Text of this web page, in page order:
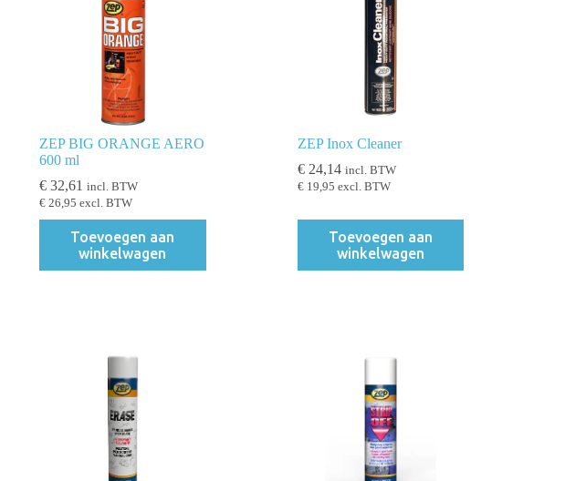
ZEP BIG ORANGE AERO
600 ml
€ 32,61 incl. BTW
€ 26,95 excl. BTW
Toevoegen aan
winkelwagen
ZEP Inox Cleaner
€24,14 incl. BTW
€19,95 excl. BTW
Toevoegen aan
winkelwagen